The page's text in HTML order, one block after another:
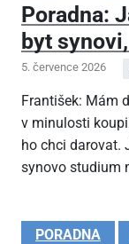
Poradna:
byt
5. července 2026
František: Mám
v minulosti
ho chci darovat.
synovo studium
PORADNA